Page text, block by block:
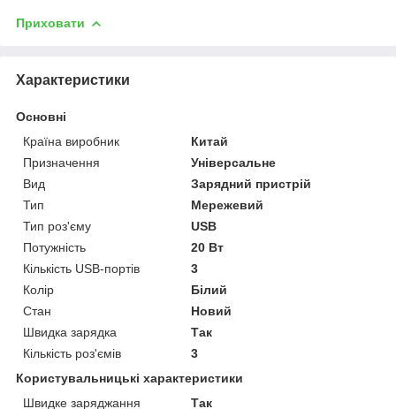
Приховати
Характеристики
Основні
Країна виробник
Китай
Призначення
Універсальне
Вид
Зарядний пристрій
Тип
Мережевий
Тип роз'єму
USB
Потужність
20 Вт
Кількість USB-портів
3
Колір
Білий
Стан
Новий
Швидка зарядка
Так
Кількість роз'ємів
3
Користувальницькі характеристики
Швидке заряджання
Так